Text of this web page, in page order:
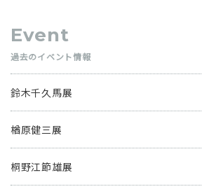
Event
過去のイベント情報
鈴木千久馬展
楢原健三展
桐野江節雄展